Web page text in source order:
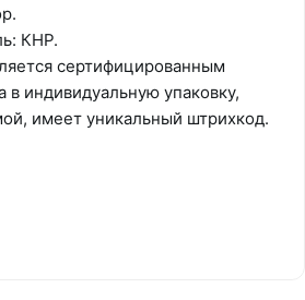
КНР.
сертифицированным
в индивидуальную упаковку,
имеет уникальный штрихкод.